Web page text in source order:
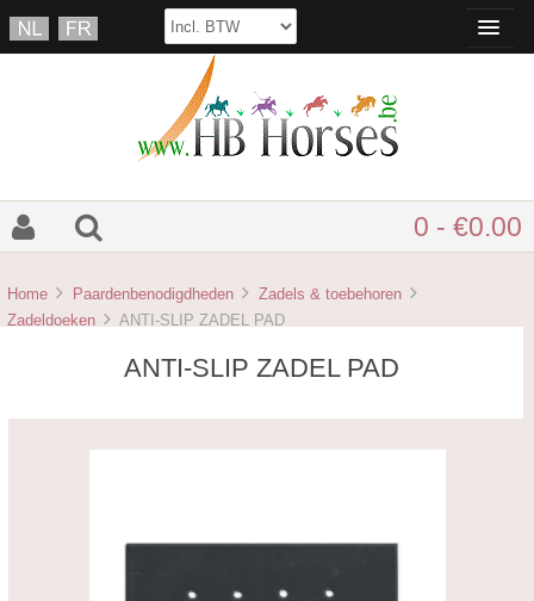
0 - €0.00
Home Paardenbenodigdheden
Zadels & toebehoren
Zadeldoeken
ANTI-SLIP ZADEL PAD
ANTI-SLIP ZADEL PAD